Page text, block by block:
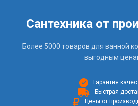
Сантехника от
Более 5000 товаров для ванной
выгодным
Гарантия
Быстрая
Цены от